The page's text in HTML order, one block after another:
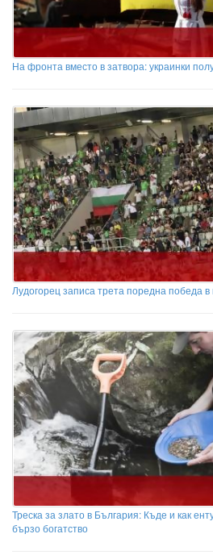
На фронта вместо в затвора: украинки
Лудогорец записа трета поредна победа
Треска за злато в България: Къде и как
бързо богатство